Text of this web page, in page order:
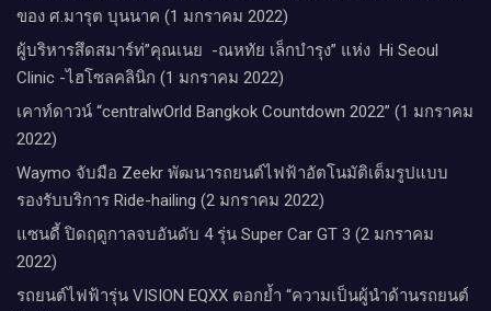
ของ ศ.มารุต บุนนาค (1 มกราคม 2022)
ผู้บริหารสึดสมาร์ท่”คุณเนย -ณหทัย เล็กบำรุง” แห่ง Hi Seoul
Clinic -ไฮโซลคลินิก (1 มกราคม 2022)
เคาท์ดาวน์​ “centralwOrld Bangkok Countdown 2022” (1 มกราคม
2022)
Waymo จับมือ Zeekr พัฒนารถยนต์ไฟฟ้าอัตโนมัติเต็มรูปแบบ
รองรับบริการ Ride-hailing (2 มกราคม 2022)
แซนดี้ ปิดฤดูกาลจบอันดับ 4 รุ่น Super Car GT 3 (2 มกราคม
2022)
รถยนต์ไฟฟ้ารุ่น VISION EQXX ตอกย้ำ “ความเป็นผู้นำด้านรถยนต์